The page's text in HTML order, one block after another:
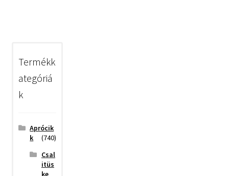
Termékk
ategóriá
k
Aprócik
k
(740)
Csal
itüs
ke